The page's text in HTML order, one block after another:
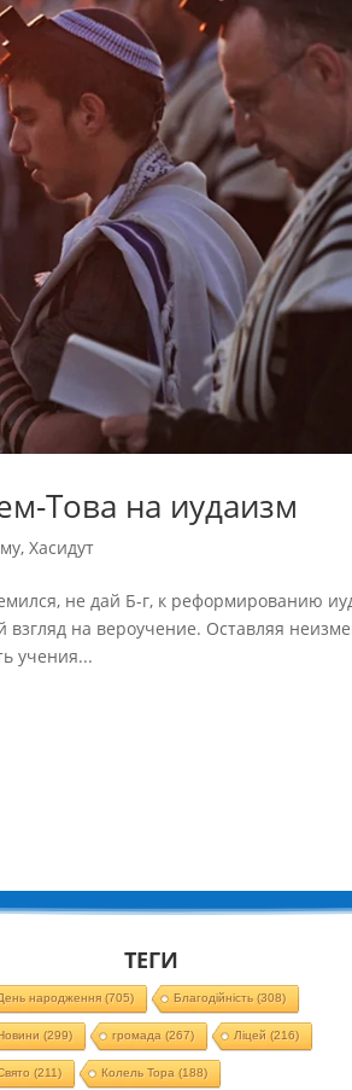
Това на иудаизм
,Хасидут
не дай Б-г, к реформированию
на вероучение. Оставляя
учения...
ТЕГИ
народження(705) Благодійність (308)
(299) громада (267) Ліцей (216)
(211) Колель Тора (188)